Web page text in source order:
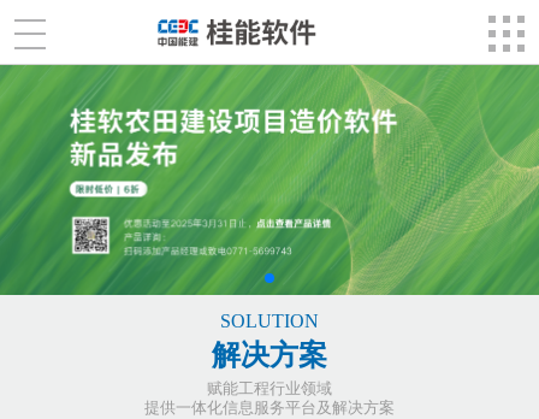
SOLUTION
解决方案
赋能工程行业领域
提供一体化信息服务平台及解决方案